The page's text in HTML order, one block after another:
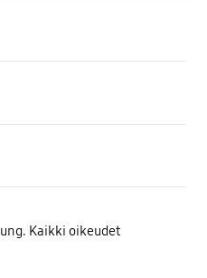
Kaikki oikeudet